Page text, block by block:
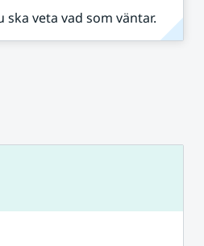
veta vad som väntar.